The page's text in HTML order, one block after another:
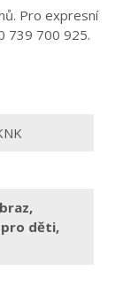
Pro expresní
739 700 925.
,
pro děti,